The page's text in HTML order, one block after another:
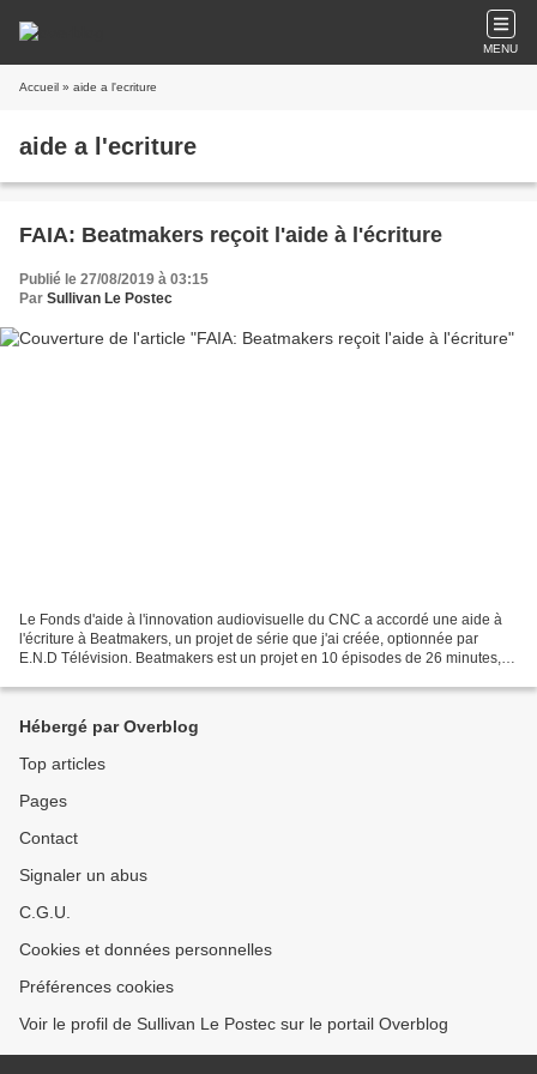
MENU
Accueil » aide a l'ecriture
aide a l'ecriture
FAIA: Beatmakers reçoit l'aide à l'écriture
Publié le 27/08/2019 à 03:15
Par Sullivan Le Postec
Le Fonds d'aide à l'innovation audiovisuelle du CNC a accordé une aide à
l'écriture à Beatmakers, un projet de série que j'ai créée, optionnée par
E.N.D Télévision. Beatmakers est un projet en 10 épisodes de 26 minutes,
Hébergé par Overblog
Top articles
Pages
Contact
Signaler un abus
C.G.U.
Cookies et données personnelles
Préférences cookies
Voir le profil de Sullivan Le Postec sur le portail Overblog